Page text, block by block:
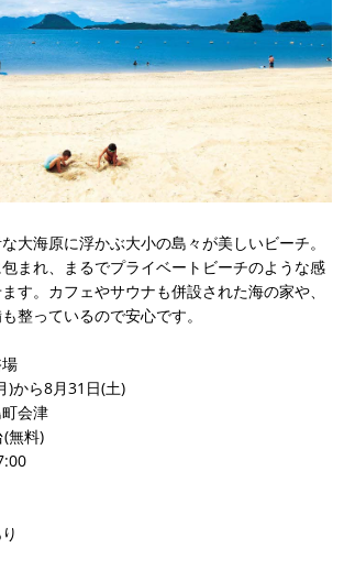
大海原に浮かぶ大小の島々が美しいビーチ。
まれ、まるでプライベートビーチのような感
す。カフェやサウナも併設された海の家や、
整っているので安心です。
)から8月31日(土)
会津
無料)